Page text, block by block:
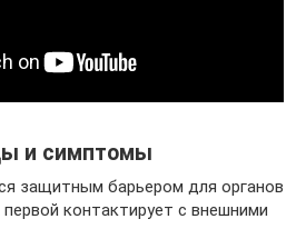
и симптомы
защитным барьером для органов
контактирует с внешними